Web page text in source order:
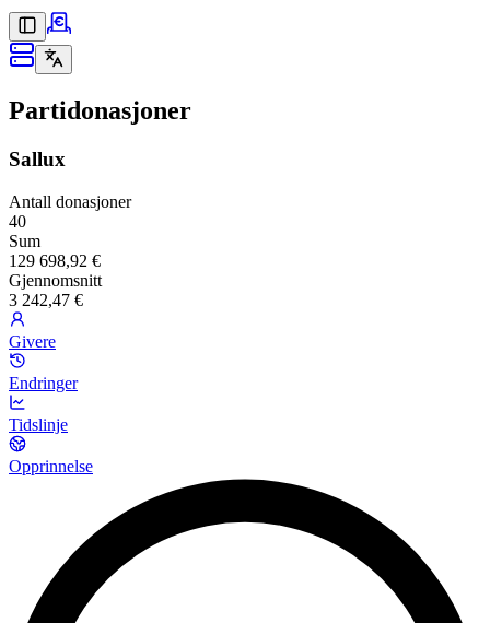
Partidonasjoner
Sallux
Antall donasjoner
40
Sum
129 698,92 €
Gjennomsnitt
3 242,47 €
Givere
Endringer
Tidslinje
Opprinnelse